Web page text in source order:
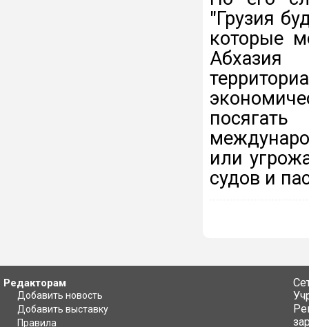
"Грузия
которые
или
судов и
Редакторам
Добавить новость
Добавить выставку
Правила